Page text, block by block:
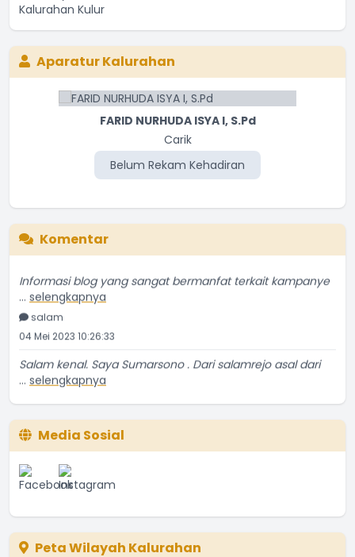
Aparatur Kalurahan
FARID NURHUDA ISYA I, S.Pd
Carik
Belum Rekam Kehadiran
Komentar
...selengkapnya
salam
04 Mei 2023 10:26:33
...selengkapnya
Sumarsono
Temanya bagus, ulasannya kurang detil sedikit. Tapi
...selengkapnya
Yatin Suwarno
20 Mei 2021 03:56:56
Makanan tsb tetap ngangenin kita kita yg ada di
perantauan.
... selengkapnya
Media Sosial
Peta Wilayah Kalurahan